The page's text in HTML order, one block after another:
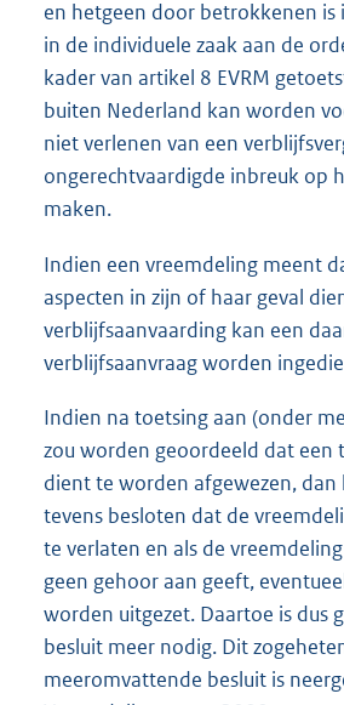
en hetgeen door betrokkenen is
in de individuele zaak aan de
kader van artikel 8 EVRM
buiten Nederland kan worden
niet verlenen van een
ongerechtvaardigde inbreuk op
maken.
Indien een vreemdeling meent
aspecten in zijn of haar geval
verblijfsaanvaarding kan een
verblijfsaanvraag worden
Indien na toetsing aan (onder
zou worden geoordeeld dat een
dient te worden afgewezen,
tevens besloten dat de
te verlaten en als de
geen gehoor aan geeft,
worden uitgezet. Daartoe is dus
besluit meer nodig. Dit
meeromvattende besluit is